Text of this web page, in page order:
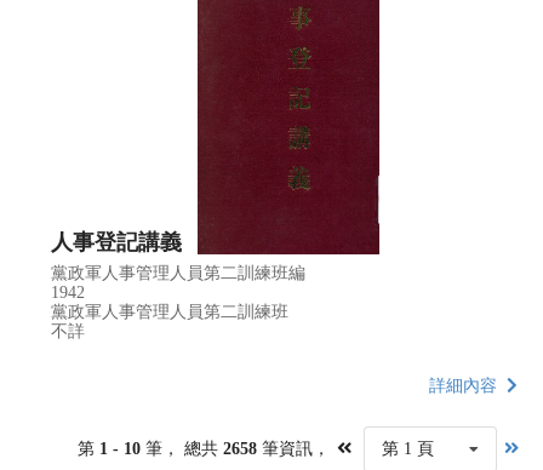
人事登記講義
黨政軍人事管理人員第二訓練班編
1942
黨政軍人事管理人員第二訓練班
不詳
詳細內容
第 1 - 10 筆， 總共 2658筆資訊， 第 1 頁